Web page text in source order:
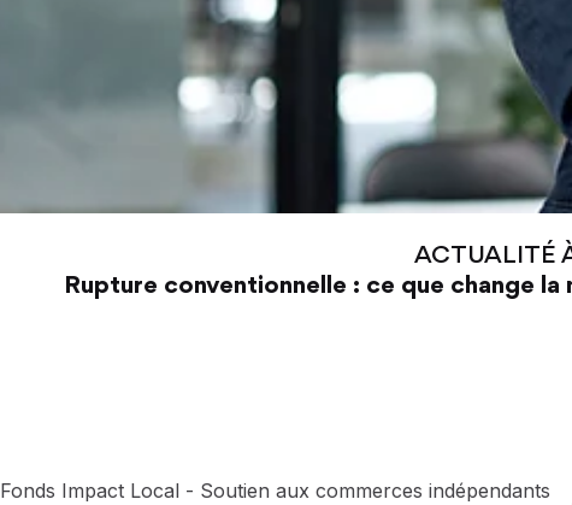
ACTUALITÉ
Rupture conventionnelle : ce que change
Fonds Impact Local - Soutien aux commerces indépendants